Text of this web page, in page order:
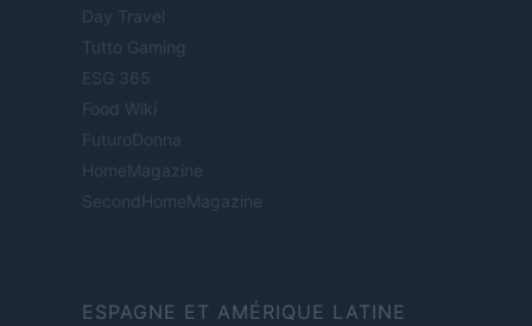
Day Travel
Tutto Gaming
ESG 365
Food Wiki
FuturoDonna
HomeMagazine
SecondHomeMagazine
ESPAGNE ET AMÉRIQUE LATINE